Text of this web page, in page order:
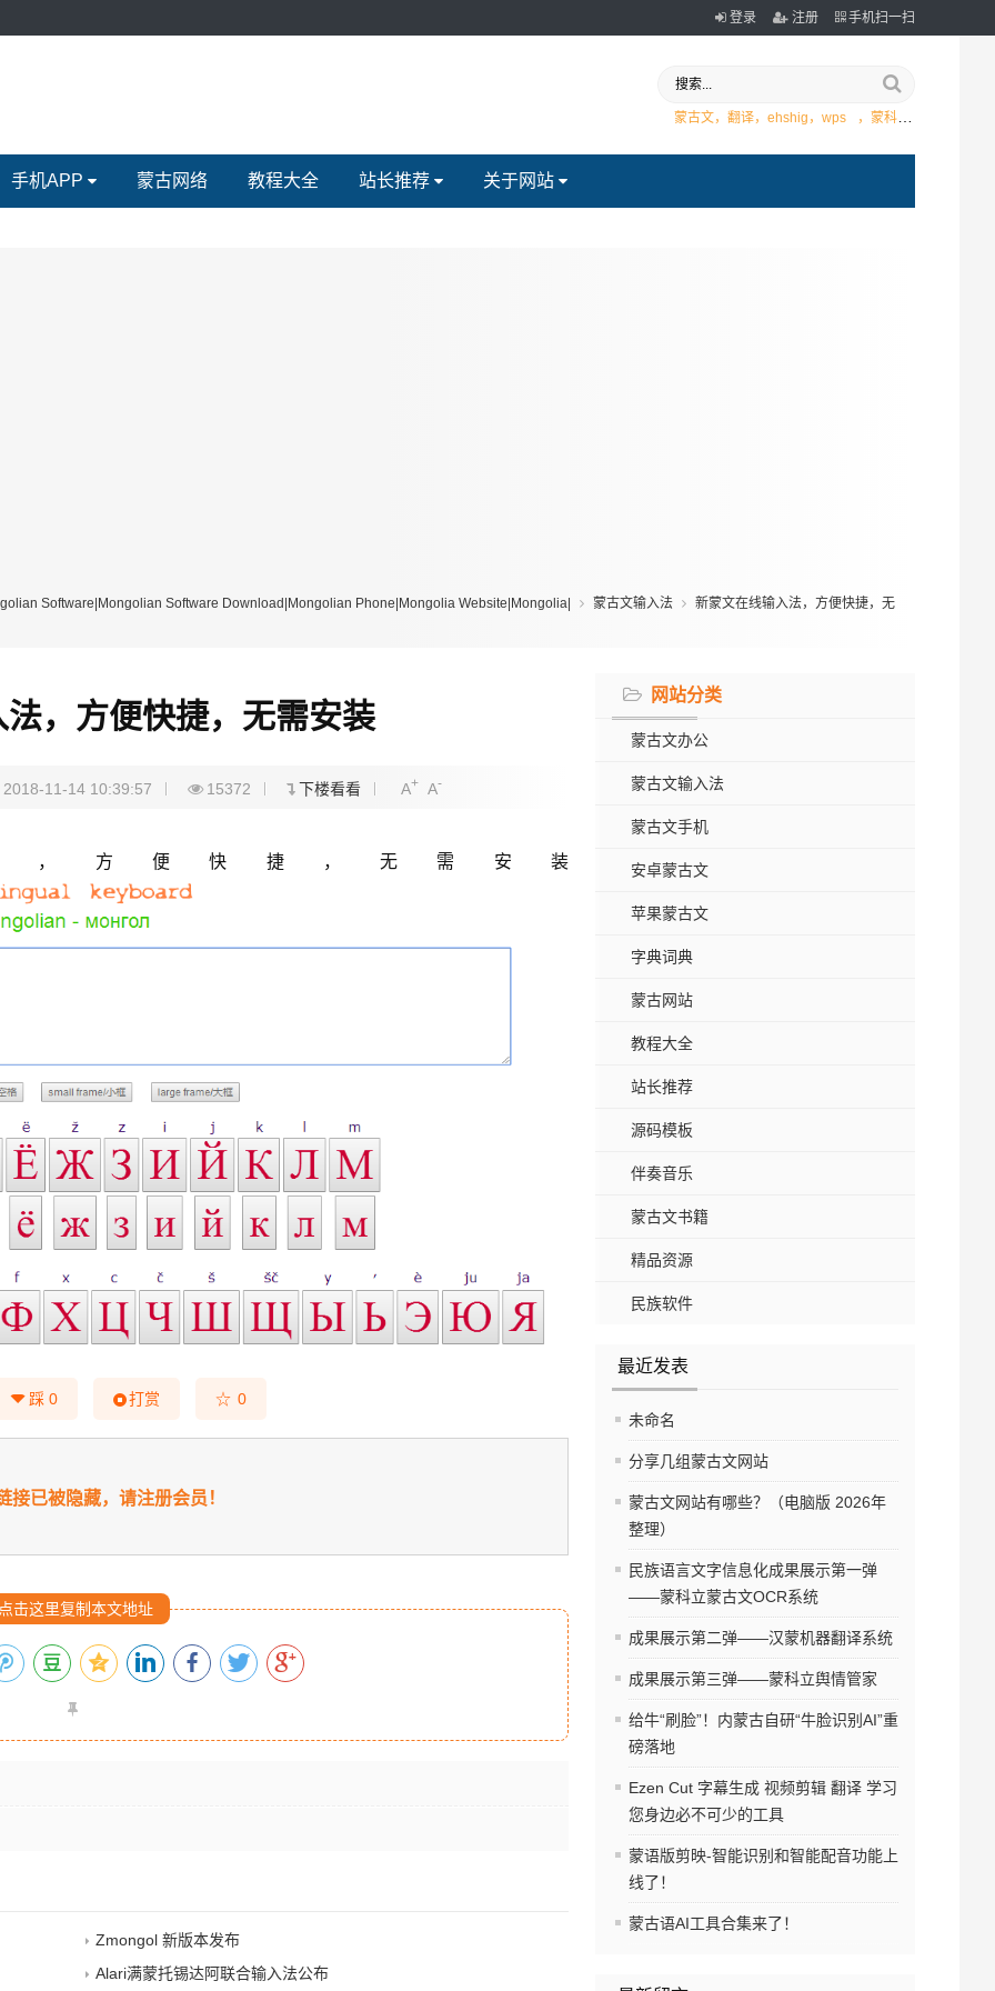
登录 注册 手机扫一扫
蒙古文，翻译，ehshig，wps ，蒙科立
手机APP 蒙古网络 教程大全 站长推荐 关于网站
Software|Mongolian Software Download|Mongolian Phone|Mongolia Website|Mongolia| 蒙古文输入法 新蒙文在线输入法，方便快捷，无
网站分类
蒙古文办公
蒙古文输入法
蒙古文手机
安卓蒙古文
苹果蒙古文
字典词典
蒙古网站
教程大全
站长推荐
源码模板
伴奏音乐
蒙古文书籍
精品资源
民族软件
最近发表
未命名
分享几组蒙古文网站
蒙古文网站有哪些？（电脑版 2026年
整理）
民族语言文字信息化成果展示第一弹
——蒙科立蒙古文OCR系统
成果展示第二弹——汉蒙机器翻译系统
成果展示第三弹——蒙科立舆情管家
给牛“刷脸”！内蒙古自研“牛脸识别AI”重
磅落地
Ezen Cut 字幕生成 视频剪辑 翻译 学习
您身边必不可少的工具
蒙语版剪映-智能识别和智能配音功能上
线了！
蒙古语AI工具合集来了！
，方便快捷，无需安装
2018-11-14 10:39:57 15372 下楼看看 A+ A-
，方便快捷，无需安装
踩 0 打赏 ☆ 0
接已被隐藏，请注册会员！
击这里复制本文地址
Zmongol 新版本发布
Alari满蒙托锡达阿联合输入法公布